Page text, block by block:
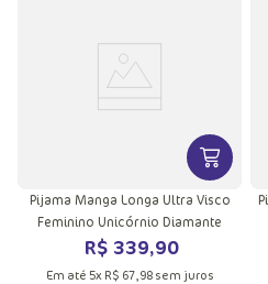
VER
Pijama Manga Longa Ultra Visco
Feminino Unicórnio Diamante
R$ 339,90
Em até 5x R$ 67, 98sem juros